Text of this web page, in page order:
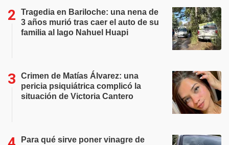
Tragedia en Bariloche: una nena de
3 años murió tras caer el auto de su
familia al lago Nahuel Huapi
Crimen de Matías Álvarez: una
pericia psiquiátrica complicó la
situación de Victoria Cantero
Para qué sirve poner vinagre de